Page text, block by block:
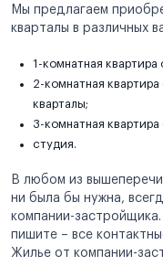
Мы предлагаем
кварталы в различных
1-комнатная
2-комнатная
кварталы;
3-комнатная
студия.
В любом из
ни была бы нужна,
компании-
пишите – все
Жилье от компании-